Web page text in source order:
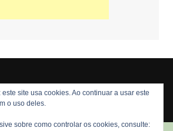
Nerds. Todos os direitos reservados
site usa cookies. Ao continuar a usar este
o uso deles.
sobre como controlar os cookies, consulte: